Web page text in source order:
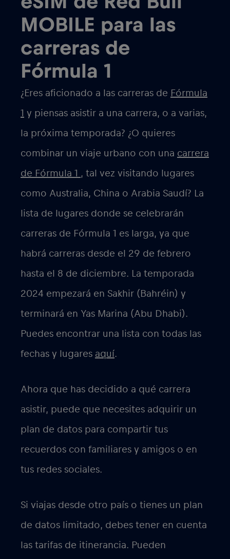
MOBILE para las
carreras de
Fórmula 1
¿Eres aficionado a las carreras de Fórmula
1 y piensas asistir a una carrera, o a varias,
la próxima temporada? ¿O quieres
combinar un viaje urbano con una carrera
de Fórmula 1 , tal vez visitando lugares
como Australia, China o Arabia Saudí? La
lista de lugares donde se celebrarán
carreras de Fórmula 1 es larga, ya que
habrá carreras desde el 29 de febrero
hasta el 8 de diciembre. La temporada
2024 empezará en Sakhir (Bahréin) y
terminará en Yas Marina (Abu Dhabi).
Puedes encontrar una lista con todas las
fechas y lugares aquí.
Ahora que has decidido a qué carrera
asistir, puede que necesites adquirir un
plan de datos para compartir tus
recuerdos con familiares y amigos o en
tus redes sociales.
Si viajas desde otro país o tienes un plan
de datos limitado, debes tener en cuenta
las tarifas de itinerancia. Pueden